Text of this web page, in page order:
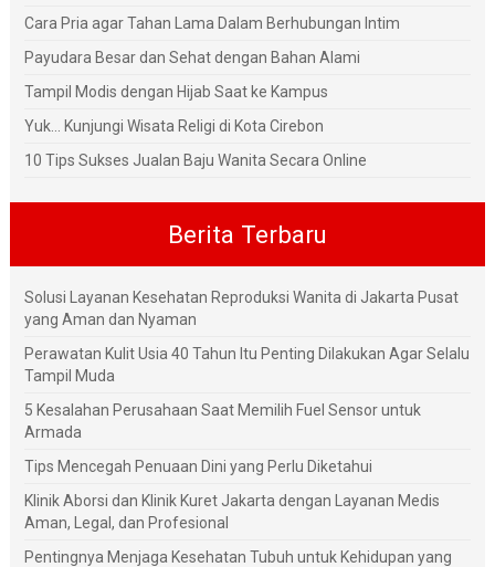
Cara Pria agar Tahan Lama Dalam Berhubungan Intim
Payudara Besar dan Sehat dengan Bahan Alami
Tampil Modis dengan Hijab Saat ke Kampus
Yuk... Kunjungi Wisata Religi di Kota Cirebon
10 Tips Sukses Jualan Baju Wanita Secara Online
Berita Terbaru
Solusi Layanan Kesehatan Reproduksi Wanita di Jakarta Pusat
yang Aman dan Nyaman
Perawatan Kulit Usia 40 Tahun Itu Penting Dilakukan Agar Selalu
Tampil Muda
5 Kesalahan Perusahaan Saat Memilih Fuel Sensor untuk
Armada
Tips Mencegah Penuaan Dini yang Perlu Diketahui
Klinik Aborsi dan Klinik Kuret Jakarta dengan Layanan Medis
Aman, Legal, dan Profesional
Pentingnya Menjaga Kesehatan Tubuh untuk Kehidupan yang